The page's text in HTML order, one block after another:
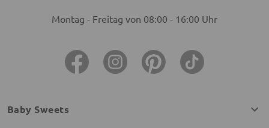
Montag - Freitag von 08:00 - 16:00 Uhr
Baby Sweets